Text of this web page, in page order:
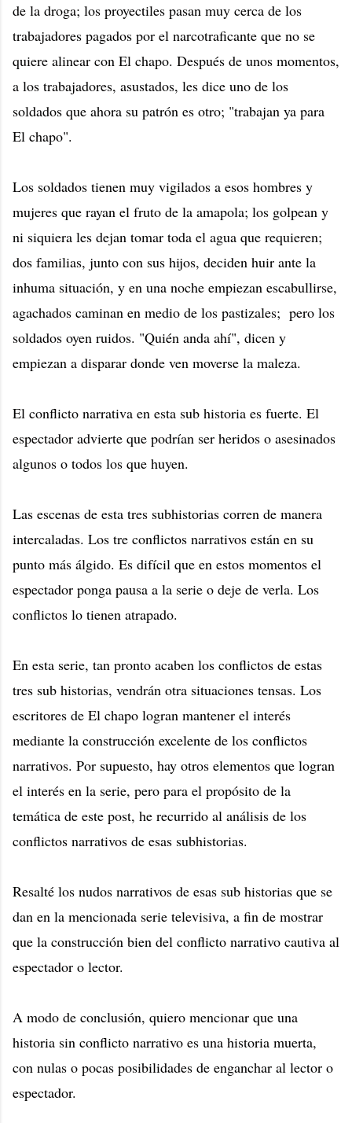
de la droga; los proyectiles pasan muy cerca de los
trabajadores pagados por el narcotraficante que no se
quiere alinear con El chapo. Después de unos momentos,
a los trabajadores, asustados, les dice uno de los
soldados que ahora su patrón es otro; "trabajan ya para
El chapo".
Los soldados tienen muy vigilados a esos hombres y
mujeres que rayan el fruto de la amapola; los golpean y
ni siquiera les dejan tomar toda el agua que requieren;
dos familias, junto con sus hijos, deciden huir ante la
inhuma situación, y en una noche empiezan escabullirse,
agachados caminan en medio de los pastizales; pero los
soldados oyen ruidos. "Quién anda ahí", dicen y
empiezan a disparar donde ven moverse la maleza.
El conflicto narrativa en esta sub historia es fuerte. El
espectador advierte que podrían ser heridos o asesinados
algunos o todos los que huyen.
Las escenas de esta tres subhistorias corren de manera
intercaladas. Los tre conflictos narrativos están en su
punto más álgido. Es difícil que en estos momentos el
espectador ponga pausa a la serie o deje de verla. Los
conflictos lo tienen atrapado.
En esta serie, tan pronto acaben los conflictos de estas
tres sub historias, vendrán otra situaciones tensas. Los
escritores de El chapo logran mantener el interés
mediante la construcción excelente de los conflictos
narrativos. Por supuesto, hay otros elementos que logran
el interés en la serie, pero para el propósito de la
temática de este post, he recurrido al análisis de los
conflictos narrativos de esas subhistorias.
Resalté los nudos narrativos de esas sub historias que se
dan en la mencionada serie televisiva, a fin de mostrar
que la construcción bien del conflicto narrativo cautiva al
espectador o lector.
A modo de conclusión, quiero mencionar que una
historia sin conflicto narrativo es una historia muerta,
con nulas o pocas posibilidades de enganchar al lector o
espectador.